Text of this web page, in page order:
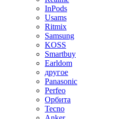
InPods
Usams
Ritmix
Samsung
KOSS
Smartbuy
Earldom
другое
Panasonic
Perfeo
Орбита
Tecno